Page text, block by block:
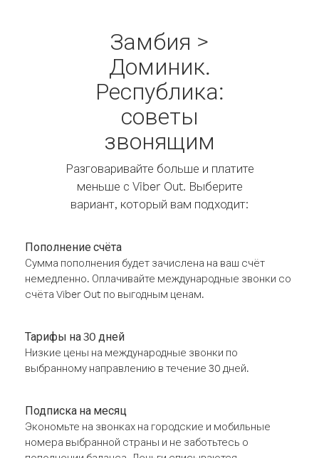
Замбия >
Доминик.
Республика:
советы
звонящим
Разговаривайте больше и платите
меньше с Viber Out. Выберите
вариант, который вам подходит:
Пополнение счёта
Сумма пополнения будет зачислена на ваш счёт
немедленно. Оплачивайте международные звонки со
счёта Viber Out по выгодным ценам.
Тарифы на 30 дней
Низкие цены на международные звонки по
выбранному направлению в течение 30 дней.
Подписка на месяц
Экономьте на звонках на городские и мобильные
номера выбранной страны и не заботьтесь о